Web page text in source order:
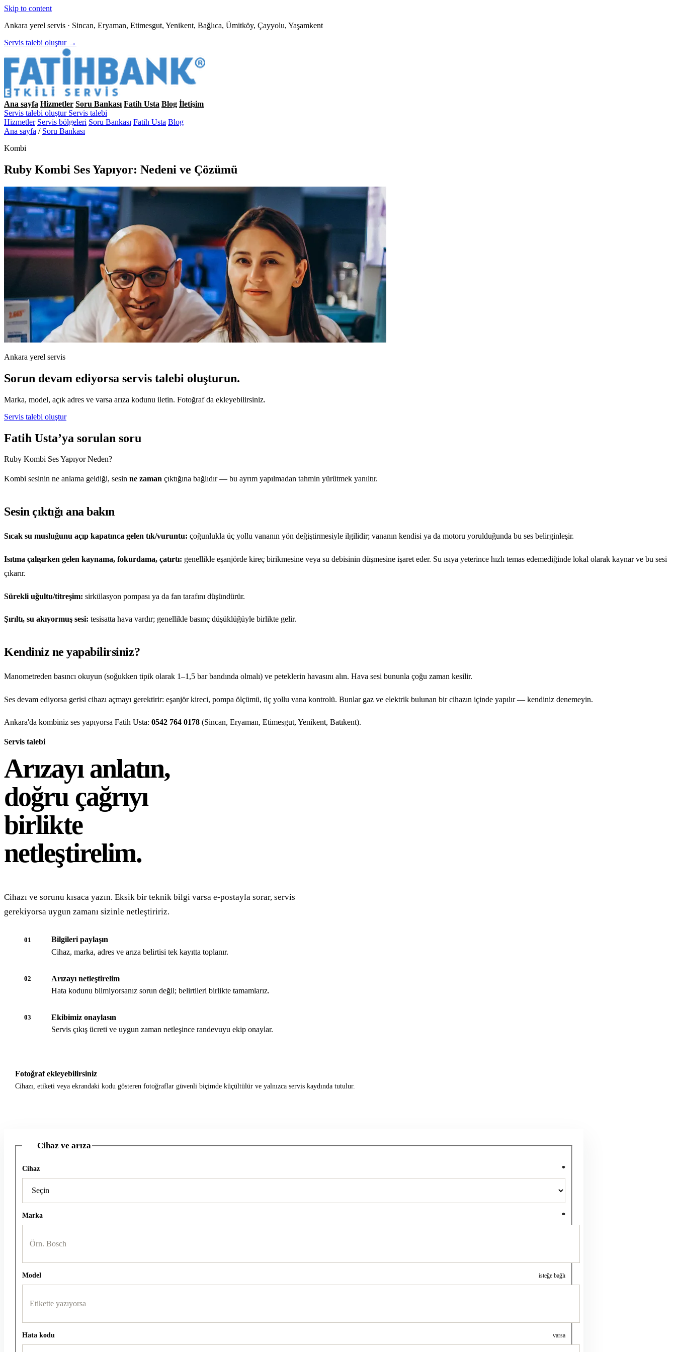
Skip to content
Ankara yerel servis · Sincan, Eryaman, Etimesgut, Yenikent, Bağlıca, Ümitköy, Çayyolu, Yaşamkent
Servis talebi oluştur →
Ana sayfa Hizmetler Soru Bankası Fatih Usta Blog İletişim
Servis talebi oluştur Servis talebi
Hizmetler Servis bölgeleri Soru Bankası Fatih Usta Blog
Ana sayfa / Soru Bankası
Kombi
Ruby Kombi Ses Yapıyor: Nedeni ve Çözümü
Ankara yerel servis
Sorun devam ediyorsa servis talebi oluşturun.
Marka, model, açık adres ve varsa arıza kodunu iletin. Fotoğraf da ekleyebilirsiniz.
Servis talebi oluştur
Fatih Usta’ya sorulan soru
Ruby Kombi Ses Yapıyor Neden?
Kombi sesinin ne anlama geldiği, sesin ne zaman çıktığına bağlıdır — bu ayrım yapılmadan tahmin yürütmek yanıltır.
Sesin çıktığı ana bakın
Sıcak su musluğunu açıp kapatınca gelen tık/vuruntu: çoğunlukla üç yollu vananın yön değiştirmesiyle ilgilidir; vananın kendisi ya da motoru yorulduğunda bu ses belirginleşir.
Isıtma çalışırken gelen kaynama, fokurdama, çatırtı: genellikle eşanjörde kireç birikmesine veya su debisinin düşmesine işaret eder. Su ısıya yeterince hızlı temas edemediğinde lokal olarak kaynar ve bu sesi
çıkarır.
Sürekli uğultu/titreşim: sirkülasyon pompası ya da fan tarafını düşündürür.
Şırıltı, su akıyormuş sesi: tesisatta hava vardır; genellikle basınç düşüklüğüyle birlikte gelir.
Kendiniz ne yapabilirsiniz?
Manometreden basıncı okuyun (soğukken tipik olarak 1–1,5 bar bandında olmalı) ve peteklerin havasını alın. Hava sesi bununla çoğu zaman kesilir.
Ses devam ediyorsa gerisi cihazı açmayı gerektirir: eşanjör kireci, pompa ölçümü, üç yollu vana kontrolü. Bunlar gaz ve elektrik bulunan bir cihazın içinde yapılır — kendiniz denemeyin.
Ankara'da kombiniz ses yapıyorsa Fatih Usta: 0542 764 0178 (Sincan, Eryaman, Etimesgut, Yenikent, Batıkent).
Servis talebi
Arızayı anlatın,
doğru çağrıyı
birlikte
netleştirelim.
Cihazı ve sorunu kısaca yazın. Eksik bir teknik bilgi varsa e-postayla sorar, servis
gerekiyorsa uygun zamanı sizinle netleştiririz.
01
Bilgileri paylaşın
Cihaz, marka, adres ve arıza belirtisi tek kayıtta toplanır.
02
Arızayı netleştirelim
Hata kodunu bilmiyorsanız sorun değil; belirtileri birlikte tamamlarız.
03
Ekibimiz onaylasın
Servis çıkış ücreti ve uygun zaman netleşince randevuyu ekip onaylar.
Fotoğraf ekleyebilirsiniz
Cihazı, etiketi veya ekrandaki kodu gösteren fotoğraflar güvenli biçimde küçültülür ve yalnızca servis kaydında tutulur.
Cihaz ve arıza
Cihaz *
Marka *
Model isteğe bağlı
Hata kodu varsa